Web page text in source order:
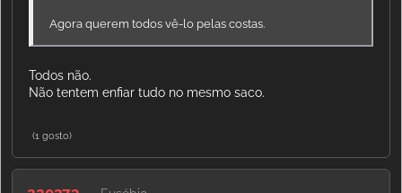
Agora querem todos vê-lo pelas costas.
Todos não.
Não tentem enfiar tudo no mesmo saco.
(1 gosto)